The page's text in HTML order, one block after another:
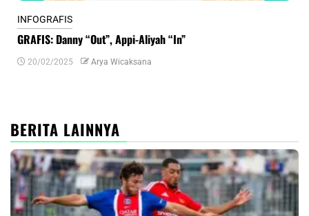
INFOGRAFIS
GRAFIS: Danny “Out”, Appi-Aliyah “In”
20/02/2025 Arya Wicaksana
BERITA LAINNYA